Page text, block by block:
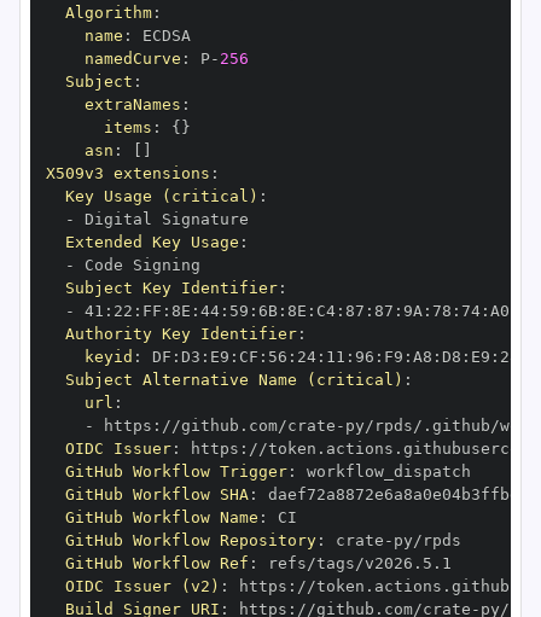
Algorithm:
name :
namedCurve : P- 256
Subject :
extraNames :
items : { }
asn :
X509v3 extensions :
Key Usage (critical) :
-
Extended Key Usage :
-
Subject Key Identifier:
-
41 : 22 : FF : 8E : 44: 59 : 6B: 8E : C4: 87 : 87 : 9A : 78 : 74: A0
Authority Key Identifier:
keyid : DF : D3 : E9 : CF : 56 : 24: 11 : 96 : F9 : A8 : D8 : E9 : 28
Subject Alternative Name (critical) :
url :
-
https : //github.com/crate -
OIDC Issuer: https :
GitHub Workflow Trigger:
GitHub Workflow SHA:
GitHub Workflow Name :
GitHub Workflow Repository: crate -
GitHub Workflow Ref :
OIDC Issuer (v2) : https :
Build Signer URI : https : //github.com/crate -